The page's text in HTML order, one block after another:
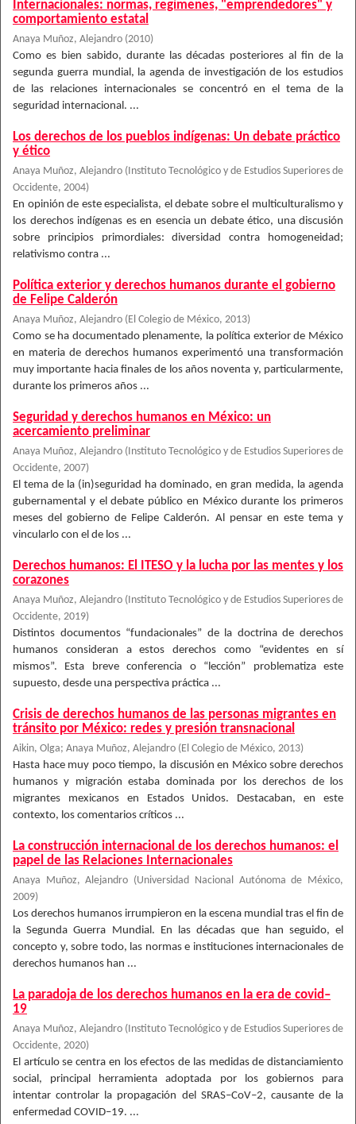
Internacionales: normas, regímenes, "emprendedores" y
comportamiento estatal
Anaya Muñoz, Alejandro (2010)
Como es bien sabido, durante las décadas posteriores al fin de la
segunda guerra mundial, la agenda de investigación de los estudios
de las relaciones internacionales se concentró en el tema de la
seguridad internacional. ...
Los derechos de los pueblos indígenas: Un debate práctico
y ético
Anaya Muñoz, Alejandro ( Instituto Tecnológico y de Estudios Superiores de
Occidente, 2004)
En opinión de este especialista, el debate sobre el multiculturalismo y
los derechos indígenas es en esencia un debate ético, una discusión
sobre principios primordiales: diversidad contra homogeneidad;
relativismo contra ...
Política exterior y derechos humanos durante el gobierno
de Felipe Calderón
Anaya Muñoz, Alejandro ( El Colegio de México, 2013)
Como se ha documentado plenamente, la política exterior de México
en materia de derechos humanos experimentó una transformación
muy importante hacia finales de los años noventa y, particularmente,
durante los primeros años ...
Seguridad y derechos humanos en México: un
acercamiento preliminar
Anaya Muñoz, Alejandro ( Instituto Tecnológico y de Estudios Superiores de
Occidente, 2007)
El tema de la (in)seguridad ha dominado, en gran medida, la agenda
gubernamental y el debate público en México durante los primeros
meses del gobierno de Felipe Calderón. Al pensar en este tema y
vincularlo con el de los ...
Derechos humanos: El ITESO y la lucha por las mentes y los
corazones
Anaya Muñoz, Alejandro ( Instituto Tecnológico y de Estudios Superiores de
Occidente, 2019)
Distintos documentos “fundacionales” de la doctrina de derechos
humanos consideran a estos derechos como “evidentes en sí
mismos”. Esta breve conferencia o “lección” problematiza este
supuesto, desde una perspectiva práctica ...
Crisis de derechos humanos de las personas migrantes en
tránsito por México: redes y presión transnacional
Aikin, Olga; Anaya Muñoz, Alejandro ( El Colegio de México, 2013)
Hasta hace muy poco tiempo, la discusión en México sobre derechos
humanos y migración estaba dominada por los derechos de los
migrantes mexicanos en Estados Unidos. Destacaban, en este
contexto, los comentarios críticos ...
La construcción internacional de los derechos humanos: el
papel de las Relaciones Internacionales
Anaya Muñoz, Alejandro (Universidad Nacional Autónoma de México,
2009)
Los derechos humanos irrumpieron en la escena mundial tras el fin de
la Segunda Guerra Mundial. En las décadas que han seguido, el
concepto y, sobre todo, las normas e instituciones internacionales de
derechos humanos han ...
La paradoja de los derechos humanos en la era de covid–
19
Anaya Muñoz, Alejandro ( Instituto Tecnológico y de Estudios Superiores de
Occidente, 2020)
El artículo se centra en los efectos de las medidas de distanciamiento
social, principal herramienta adoptada por los gobiernos para
intentar controlar la propagación del SRAS–CoV–2, causante de la
enfermedad COVID–19. ...